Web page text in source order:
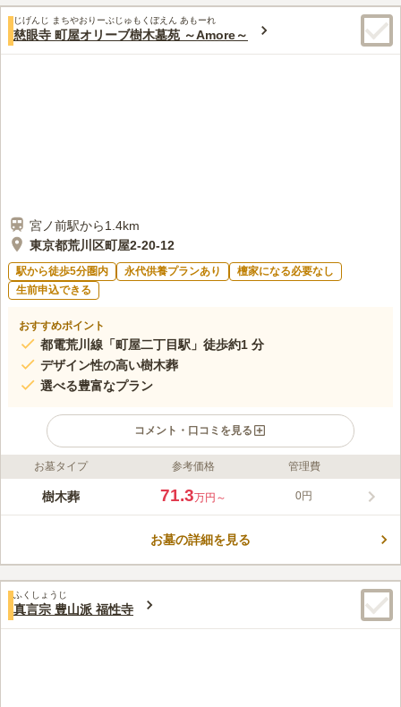
います。
口コミ評価
この霊園はまだ誰からも評価されていません。
じげんじ まちやおりーぶじゅもくぼえん あもーれ
慈眼寺 町屋オリーブ樹木墓苑 ～Amore～
宮ノ前駅から1.4km
東京都荒川区町屋2-20-12
駅から徒歩5分圏内 永代供養プランあり
檀家になる必要なし
生前申込できる
おすすめポイント
都電荒川線「町屋二丁目駅」徒歩約1 分
デザイン性の高い樹木葬
選べる豊富なプラン
コメント・口コミを見る
ライフドット編集部のコメント
都電荒川線「町屋二丁目駅」から徒歩約1分！東京メトロ千代田
込み可能で、法要施設も多変充実しており、まさに理想のお墓に
創された「慈眼寺」です。真言宗のお寺ですが、樹木葬は宗教や
宗派を限定せずどなたでも利用することができます。
口コミ評価
この霊園はまだ誰からも評価されていません。
お墓タイプ 参考価格 管理費
樹木葬 71.3万円～ 0円
お墓の詳細を見る
ふくしょうじ
真言宗 豊山派 福性寺